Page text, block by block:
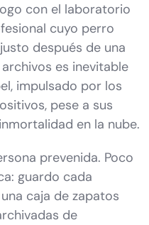
con el laboratorio
cuyo perro
después de una
es inevitable
impulsado por los
pese a sus
en la nube.
prevenida. Poco
guardo cada
caja de zapatos
de